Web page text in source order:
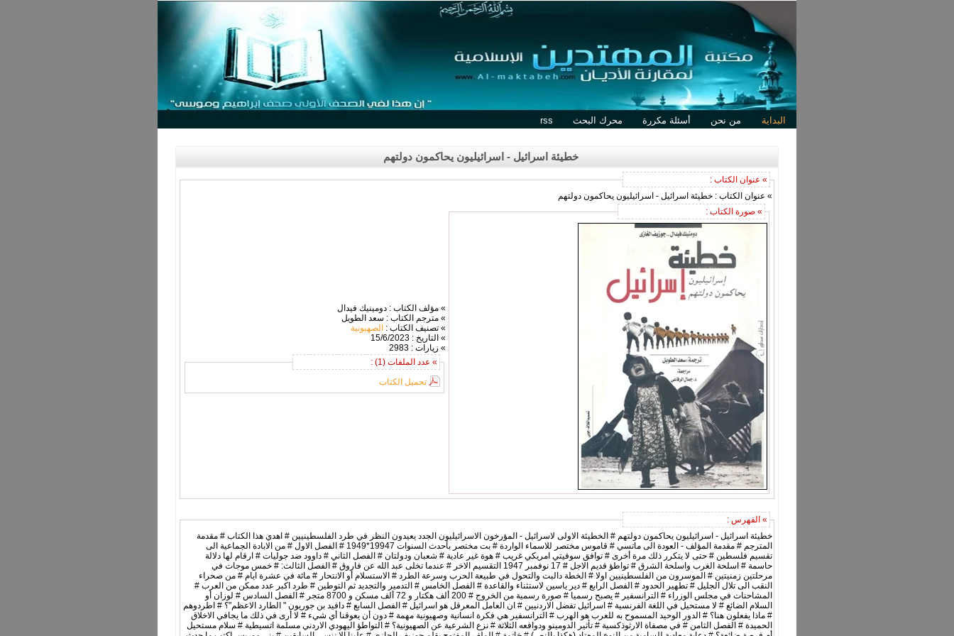
البداية من نحن أسئلة مكررة محرك البحث rss
خطيئة اسرائيل - اسرائيليون يحاكمون دولتهم
» عنوان الكتاب :
» عنوان الكتاب : خطيئة اسرائيل - اسرائيليون يحاكمون دولتهم
» صورة الكتاب :
» مؤلف الكتاب : دومينيك فيدال
» مترجم الكتاب : سعد الطويل
» تصنيف الكتاب : الصهيونية
» التاريخ : 15/6/2023
» زيارات : 2983
» عدد الملفات (1) :
تحميل الكتاب
» الفهرس :
خطيئة اسرائيل - اسرائيليون يحاكمون دولتهم # الخطيئة الاولى لاسرائيل - المؤرخون الاسرائيليون الجدد يعيدون النظر في طرد الفلسطينيين # اهدي هذا الكتاب # مقدمة
المترجم # مقدمة المؤلف - العودة الى ماتسي # قاموس مختصر للاسماء الواردة # بت مختصر بأحدث السنوات 19947*1949 # الفصل الاول # من الابادة الجماعية الى
تقسيم فلسطين # حتى لا يتكرر ذلك مرة أخرى # توافق سوفيتي امريكي غريب # هوة غير عادية # شعبان ودولتان # الفصل الثاني # داوود ضد جوليات # ارقام لها دلالة
حاسمة # اسلحة الغرب واسلحة الشرق # تواطؤ قديم الاجل # 17 نوفمبر 1947 التقسيم الاخر # عندما تخلى عبد الله عن فاروق # الفصل الثالث: # خمس موجات في
مرحلتين زمنيتين # الموسرون من الفلسطينيين اولا # الخطة دالبت والتحول في طبيعة الحرب وسرعة الطرد # الاستسلام أو الانتحار # مائة في عشرة ايام # من صحراء
النقب الى تلال الجليل # تطهير الحدود # الفصل الرابع # دير ياسين لاستثناء والقاعدة # الفصل الخامس # التدمير والتجديد ثم التوطين # طرد اكبر عدد ممكن من العرب #
المشاحنات في مجلس الوزراء # الترانسفير # يصبح رسميا # صورة رسمية من الخروج # 200 ألف هكتار و 72 ألف مسكن و 8700 متجر # الفصل السادس # لوزان أو
السلام الضائع # لا مستحيل في اللغة الفرنسية # اسرائيل تفضل الاردنيين # ان العامل المعرقل هو اسرائيل # الفصل السابع # دافيد بن جوريون " الطارد الاعظم"؟ # اطردوهم
# ماذا يفعلون هنا؟ # الدور الوحيد المسموح به للعرب هو الهرب # الترانسفير هي فكرة انسانية وصهيونية مهمة # دون أن يعوقنا أي شيء # لا أرى في ذلك ما يجافي الاخلاق
الحميدة # الفصل الثامن # في مصفاة الارثوذكسية # تأثير الدومينو ودوافعه الثلاثة # نزع الشرعية عن الصهيونية؟ # التواطؤ اليهودي الاردني مسلمة اتسيطية # سلام مستحيل